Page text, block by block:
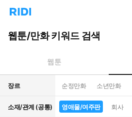
리
홈
으
턴
트
웹툰/만화 키워드 검색
웹툰
장르 순정만화 소년만화
소재/관계 (공통) 영애물/여주판 회사